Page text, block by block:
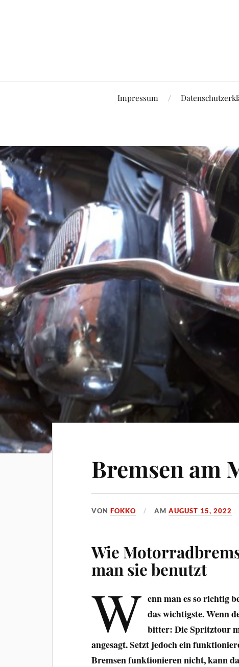
Impressum
Bremsen am
VONFOKKO AMAUGUST 15, 2022
Wie
man sie benutzt
W enn man es so richtig
das wichtigste. Wenn
bitter: Die Spritztour
angesagt. Setzt jedoch ein
Bremsen funktionieren nicht, kann